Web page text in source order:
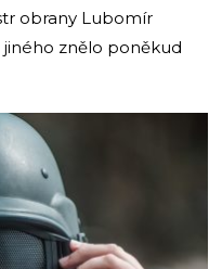
obrany Lubomír
znělo poněkud